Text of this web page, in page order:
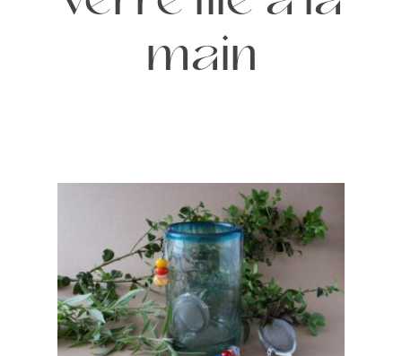
main